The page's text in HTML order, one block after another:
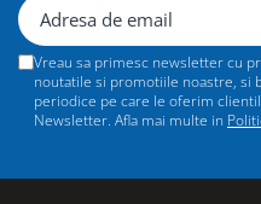
Filiere si tarozi
Instrumente de Taiat, Lipit
Instrumente de Masurat
Vreau sa primesc newsletter cu
noutatile si promotiile noastre, si
periodice pe care le oferim
Newsletter. Afla mai multe in